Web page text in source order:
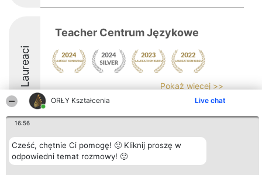
ORŁY Kształcenia Live chat
16:56
Cześć, chętnie Ci pomogę! 🙂 Kliknij proszę w
odpowiedni temat rozmowy! 🙂
Laureaci
Teacher Centrum Językowe
Pokaż więcej >>
9
Organizator plebiscytu
Bright Side Solutions sp. z o.
o. sp. k.
Plebiscyt
Laureaci
Lista
Kontakt